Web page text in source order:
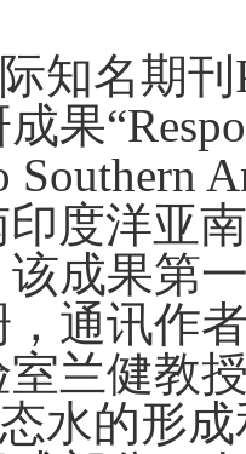
知名期刊
果“
Southern
印度洋亚
成果第
通讯作
兰健教
水的形